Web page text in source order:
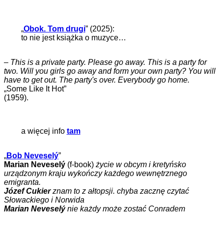
„Obok. Tom drugi” (2025):
to nie jest książka o muzyce…
– This is a private party. Please go away. This is a party for
two. Will you girls go away and form your own party? You will
have to get out. The party's over. Everybody go home.
„Some Like It Hot”
(1959).
a więcej info tam
„Bob Neveselý”
Marian Neveselý (f-book) życie w obcym i kretyńsko
urządzonym kraju wykończy każdego wewnętrznego
emigranta.
Józef Cukierznam to z ałtopsji. chyba zacznę czytać
Słowackiego i Norwida
Marian Neveselýnie każdy może zostać Conradem